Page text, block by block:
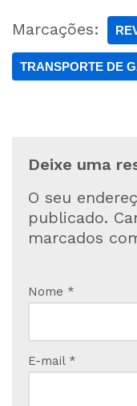
Marcações:
TRANSPORTE DE
Deixe uma
O seu
publicado.
marcados
Nome *
E-mail *